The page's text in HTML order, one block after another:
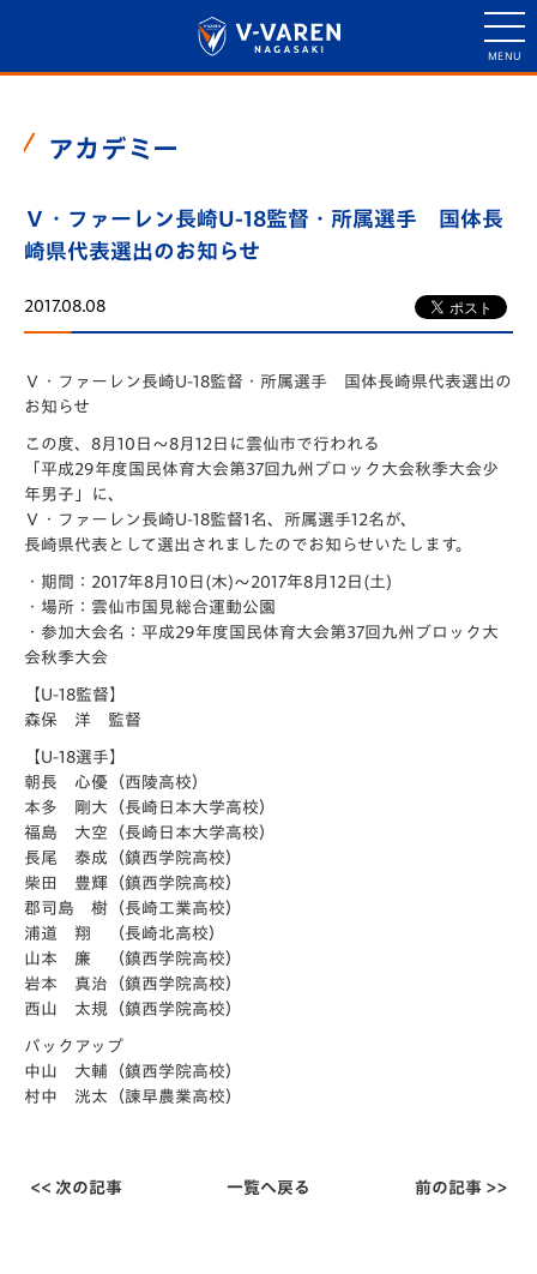
アカデミー
Ｖ・ファーレン長崎U-18監督・所属選手 国体長
崎県代表選出のお知らせ
2017.08.08
Ｖ・ファーレン長崎U-18監督・所属選手 国体長崎県代表選出の
お知らせ
この度、8月10日～8月12日に雲仙市で行われる
「平成29年度国民体育大会第37回九州ブロック大会秋季大会少
年男子」に、
Ｖ・ファーレン長崎U-18監督1名、所属選手12名が、
長崎県代表として選出されましたのでお知らせいたします。
・期間：2017年8月10日(木)～2017年8月12日(土)
・場所：雲仙市国見総合運動公園
・参加大会名：平成29年度国民体育大会第37回九州ブロック大
会秋季大会
【U-18監督】
森保 洋 監督
【U-18選手】
朝長 心優（西陵高校）
本多 剛大（長崎日本大学高校）
福島 大空（長崎日本大学高校）
長尾 泰成（鎮西学院高校）
柴田 豊輝（鎮西学院高校）
郡司島 樹（長崎工業高校）
浦道 翔 （長崎北高校）
山本 廉 （鎮西学院高校）
岩本 真治（鎮西学院高校）
西山 太規（鎮西学院高校）
バックアップ
中山 大輔（鎮西学院高校）
村中 洸太（諫早農業高校）
<< 次の記事 一覧へ戻る 前の記事 >>